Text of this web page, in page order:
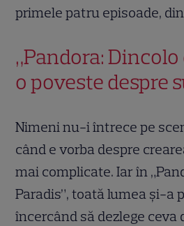
primele patru episoade,
„Pandora: Dincolo
o poveste despre
Nimeni nu-i întrece pe
când e vorba despre
mai complicate. Iar în
Paradis”, toată lumea și-a
încercând să dezlege ceva